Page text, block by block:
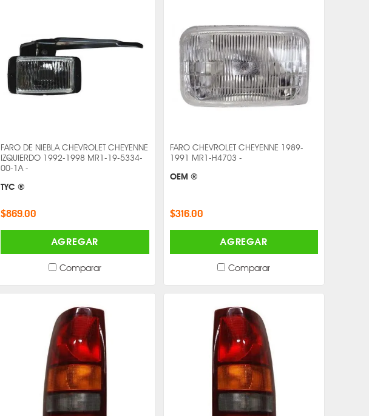
FARO DE NIEBLA CHEVROLET CHEYENNE
IZQUIERDO 1992-1998 MR1-19-5334-
00-1A -
TYC ®
$869.00
AGREGAR
Comparar
FARO CHEVROLET CHEYENNE 1989-
1991 MR1-H4703 -
OEM ®
$316.00
AGREGAR
Comparar